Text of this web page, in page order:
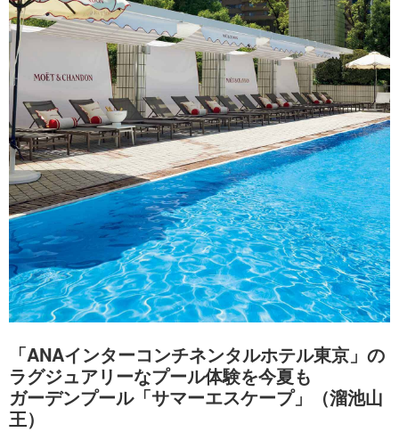
「ANAインターコンチネンタルホテル東京」の
ラグジュアリーなプール体験を今夏も
ガーデンプール「サマーエスケープ」（溜池山
王）